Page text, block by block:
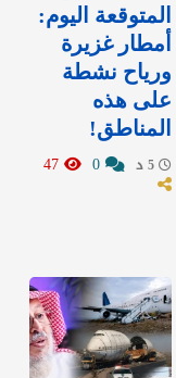
المتوقعة اليوم:
أمطار غزيرة
ورياح نشطة
على هذه
المناطق!